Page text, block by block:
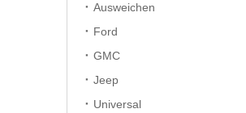
Ausweichen
Ford
GMC
Jeep
Universal